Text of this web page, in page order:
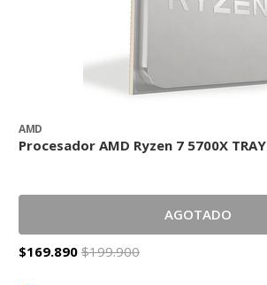
AMD
Procesador AMD Ryzen 7 5700X TRAY
AGOTADO
$169.890 $199.900